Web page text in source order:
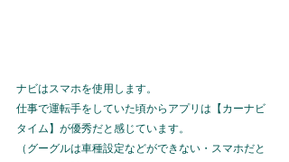
ナビはスマホを使用します。
仕事で運転手をしていた頃からアプリは【カーナビ
タイム】が優秀だと感じています。
（グーグルは車種設定などができない・スマホだと